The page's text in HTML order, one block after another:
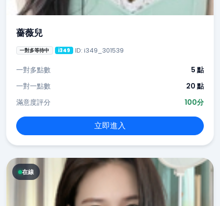
薔薇兒
一對多等待中 i349 ID: i349_301539
一對多點數
5 點
一對一點數
20 點
滿意度評分
100分
立即進入
在線